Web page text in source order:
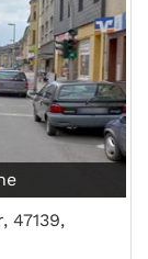
47139,